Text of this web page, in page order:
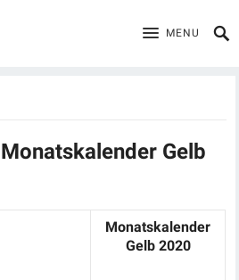
MENU
Gelb
Monatskalender
Gelb 2020